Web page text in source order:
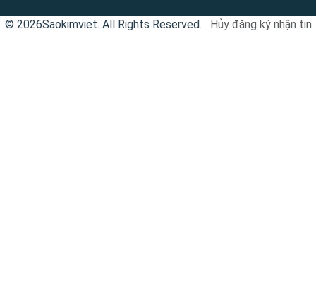
© 2026Saokimviet. All Rights Reserved. Hủy đăng ký nhận tin